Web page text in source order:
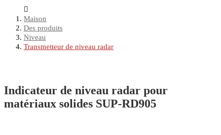
Maison
Des produits
Niveau
Transmetteur de niveau radar
Indicateur de niveau radar pour
matériaux solides SUP-RD905